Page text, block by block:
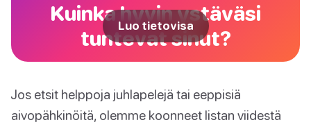
Kuinka hyvin ystäväsi
tuntevat sinut?
Luo tietovisa
Jos etsit helppoja juhlapelejä tai eeppisiä
aivopähkinöitä, olemme koonneet listan viidestä